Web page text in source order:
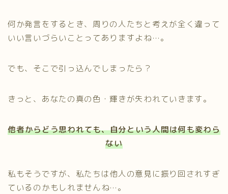
何か発言をするとき、周りの人たちと考えが全く違って
いい言いづらいことってありますよね…。
でも、そこで引っ込んでしまったら？
きっと、あなたの真の色・輝きが失われていきます。
他者からどう思われても、自分という人間は何も変わら
ない
私もそうですが、私たちは他人の意見に振り回されすぎ
ているのかもしれませんね…。